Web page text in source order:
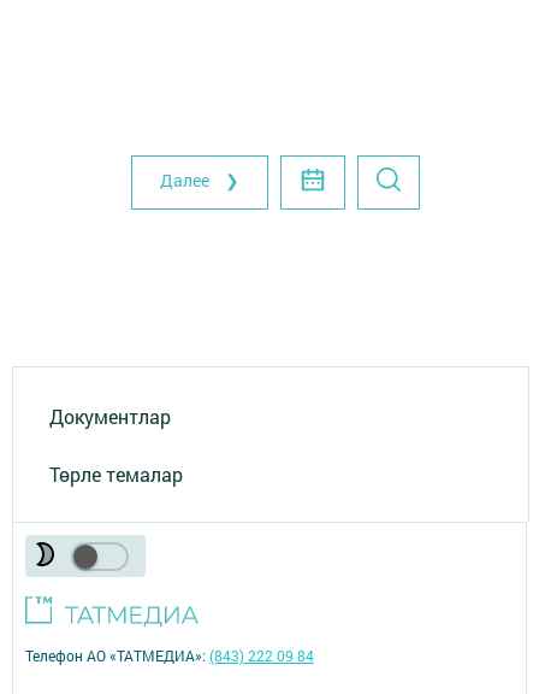
Далее ❯
Документлар
Төрле темалар
Телефон АО «ТАТМЕДИА»:(843) 222 09 84